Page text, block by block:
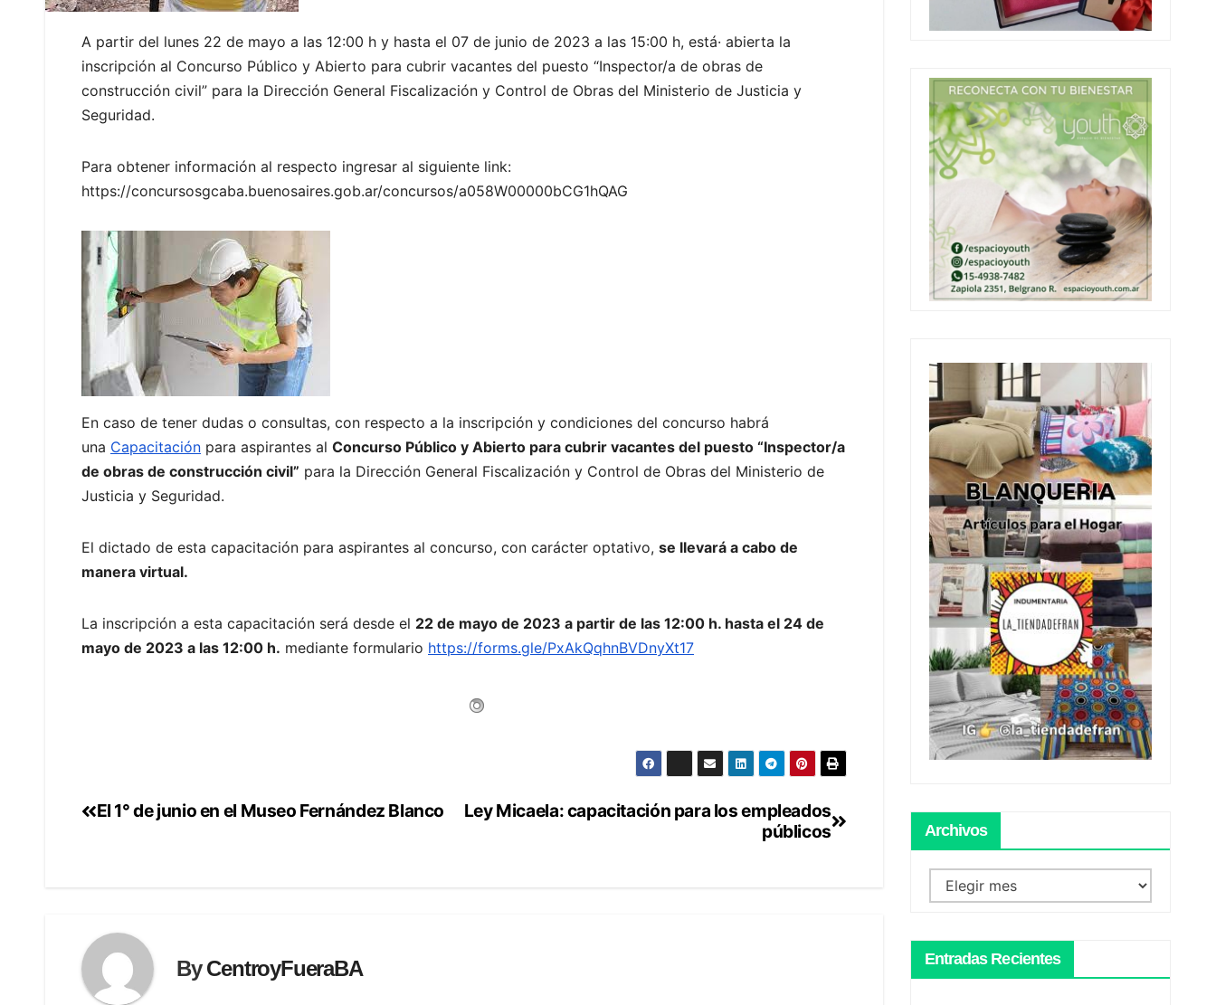
A partir del lunes 22 de mayo a las 12:00 h y hasta el 07 de junio de 2023 a las 15:00 h, está· abierta la
inscripción al Concurso Público y Abierto para cubrir vacantes del puesto “Inspector/a de obras de
construcción civil” para la Dirección General Fiscalización y Control de Obras del Ministerio de Justicia y
Seguridad.
Para obtener información al respecto ingresar al siguiente link:
https://concursosgcaba.buenosaires.gob.ar/concursos/a058W00000bCG1hQAG
En caso de tener dudas o consultas, con respecto a la inscripción y condiciones del concurso habrá
una Capacitación para aspirantes al Concurso Público y Abierto para cubrir vacantes del puesto “Inspector/a
de obras de construcción civil” para la Dirección General Fiscalización y Control de Obras del Ministerio de
Justicia y Seguridad.
El dictado de esta capacitación para aspirantes al concurso, con carácter optativo, se llevará a cabo de
manera virtual.
La inscripción a esta capacitación será desde el 22 de mayo de 2023 a partir de las 12:00 h. hasta el 24 de
mayo de 2023 a las 12:00 h. mediante formulario https://forms.gle/PxAkQqhnBVDnyXt17
Navegación
Ley Micaela: capacitación para los empleados
públicos
El 1° de junio en el Museo Fernández Blanco
ByCentroyFueraBA
Archivos
Archivos
Entradas Recientes